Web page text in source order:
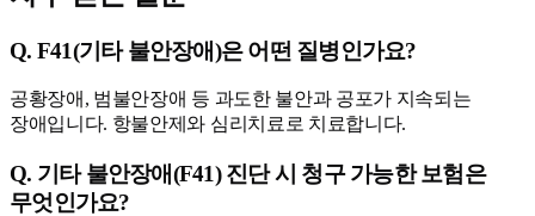
Q. F41(기타 불안장애)은 어떤 질병인가요?
공황장애, 범불안장애 등 과도한 불안과 공포가 지속되는
장애입니다. 항불안제와 심리치료로 치료합니다.
Q. 기타 불안장애(F41) 진단 시 청구 가능한 보험은
무엇인가요?